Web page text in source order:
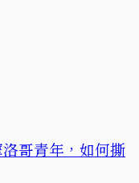
哥青年，如何撕